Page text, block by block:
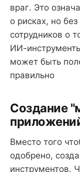
враг. Это
о рисках, но
сотрудников о
ИИ-
может быть
правильно
Создание
Вместо того
одобрено,
инструментов.